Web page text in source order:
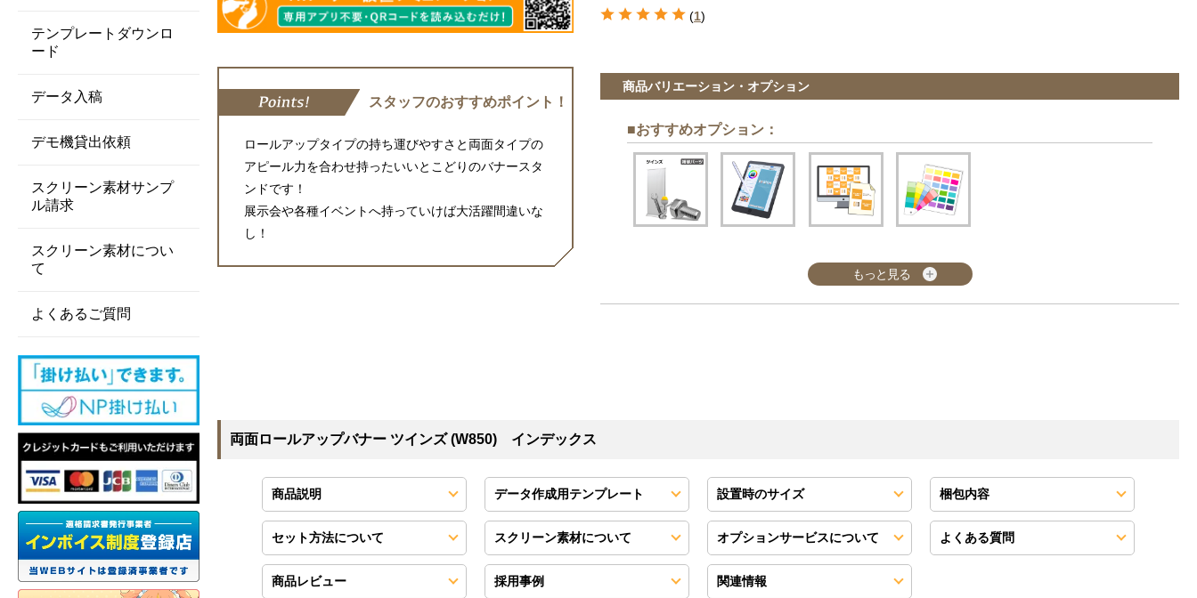
スタッフのおすすめポイント！
ロールアップタイプの持ち運びやすさと両面タイプの
アピール力を合わせ持ったいいとこどりのバナースタ
ンドです！
展示会や各種イベントへ持っていけば大活躍間違いな
し！
(1)
商品バリエーション・オプション
■おすすめオプション ：
もっと見る
両面ロールアップバナー ツインズ (W850) インデックス
商品説明 データ作成用テンプレート 設置時のサイズ 梱包内容
セット方法について スクリーン素材について オプションサービスについて よくある質問
商品レビュー 採用事例 関連情報
テンプレートダウンロ
ード
データ入稿
デモ機貸出依頼
スクリーン素材サンプ
ル請求
スクリーン素材につい
て
よくあるご質問